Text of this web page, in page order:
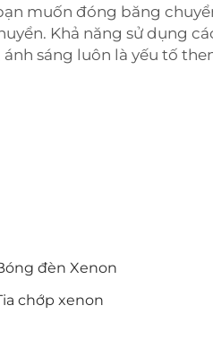
muốn đóng băng
Khả năng sử dụng
sáng luôn là yếu tố
đèn Xenon
chớp xenon